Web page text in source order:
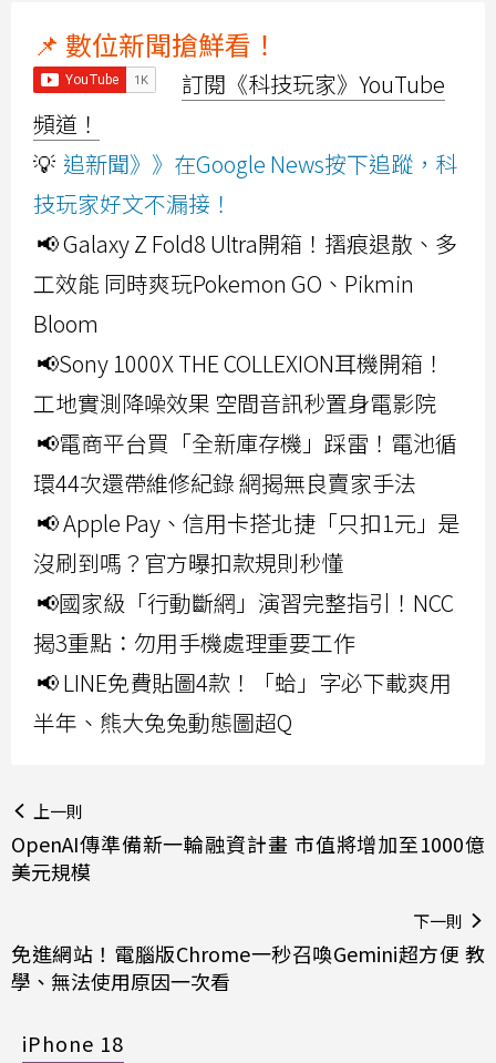
📌 數位新聞搶鮮看！
訂閱《科技玩家》YouTube
頻道！
💡 追新聞》》在Google News按下追蹤，科
技玩家好文不漏接！
📢 Galaxy Z Fold8 Ultra開箱！摺痕退散、多
工效能 同時爽玩Pokemon GO、Pikmin
Bloom
📢Sony 1000X THE COLLEXION耳機開箱！
工地實測降噪效果 空間音訊秒置身電影院
📢電商平台買「全新庫存機」踩雷！電池循
環44次還帶維修紀錄 網揭無良賣家手法
📢 Apple Pay、信用卡搭北捷「只扣1元」是
沒刷到嗎？官方曝扣款規則秒懂
📢國家級「行動斷網」演習完整指引！NCC
揭3重點：勿用手機處理重要工作
📢 LINE免費貼圖4款！「蛤」字必下載爽用
半年、熊大兔兔動態圖超Q
上一則
OpenAI傳準備新一輪融資計畫 市值將增加至1000億
美元規模
下一則
免進網站！電腦版Chrome一秒召喚Gemini超方便 教
學、無法使用原因一次看
iPhone 18